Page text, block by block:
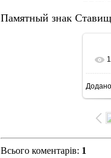
Памятный знак
Додано
Всього коментарів: 1